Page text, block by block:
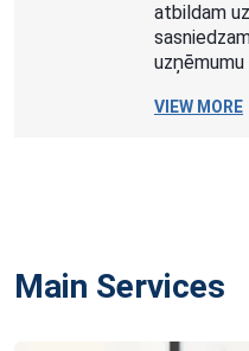
atbildam
uzņēmumu
VIEW MORE
Main Services